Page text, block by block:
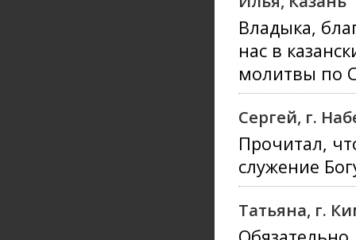
Владыка,
нас в
молитвы по
Сергей, г.
Прочитал,
служение
Татьяна, г.